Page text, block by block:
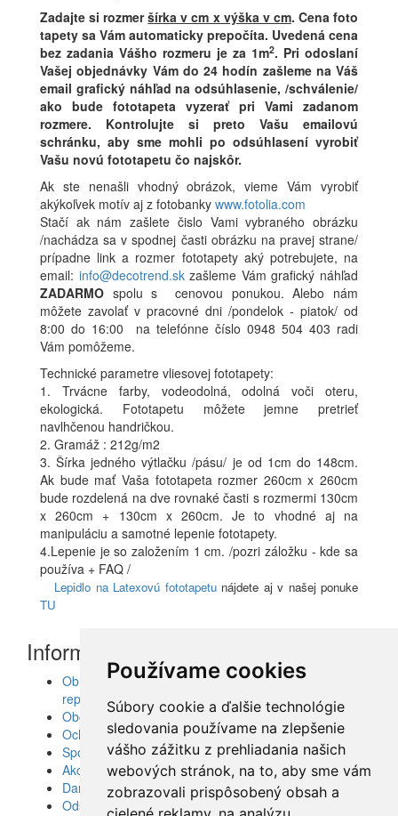
Používame cookies
Súbory cookie a ďalšie technológie
sledovania používame na zlepšenie
vášho zážitku z prehliadania našich
webových stránok, na to, aby sme vám
zobrazovali prispôsobený obsah a
Zadajte si rozmeršírka v cm x výška v cm. Cena foto
tapety sa Vám automaticky prepočíta. Uvedená cena
bez zadania Vášho rozmeru je za 1m2. Pri odoslaní
Vašej objednávky Vám do 24 hodín zašleme na Váš
email grafický náhľad na odsúhlasenie, /schválenie/
ako bude fototapeta vyzerať pri Vami zadanom
rozmere. Kontrolujte si preto Vašu emailovú
schránku, aby sme mohli po odsúhlasení vyrobiť
Vašu novú fototapetu čo najskôr.
Ak ste nenašli vhodný obrázok, vieme Vám vyrobiť
akýkoľvek motív aj z fotobanky www.fotolia.com
Stačí ak nám zašlete čislo Vami vybraného obrázku
/nachádza sa v spodnej časti obrázku na pravej strane/
prípadne link a rozmer fototapety aký potrebujete, na
email: info@decotrend.skzašleme Vám grafický náhľad
ZADARMO spolu s cenovou ponukou. Alebo nám
môžete zavolať v pracovné dni /pondelok - piatok/ od
8:00 do 16:00 na telefónne číslo 0948 504 403 radi
Vám pomôžeme.
Technické parametre vliesovej fototapety:
1. Trvácne farby, vodeodolná, odolná voči oteru,
ekologická. Fototapetu môžete jemne pretrieť
navlhčenou handričkou.
2. Gramáž : 212g/m2
3. Šírka jedného výtlačku /pásu/ je od 1cm do 148cm.
Ak bude mať Vaša fototapeta rozmer 260cm x 260cm
bude rozdelená na dve rovnaké časti s rozmermi 130cm
x 260cm + 130cm x 260cm. Je to vhodné aj na
manipuláciu a samotné lepenie fototapety.
4.Lepenie je so založením 1 cm. /pozri záložku - kde sa
používa + FAQ /
Lepidlo na Latexovú fototapetunájdete aj v našej ponuke
TU
Informácie
Obrazy, nálepky, fototapety, šablóny, dekorácie,
reprodukcie
Obchodné podmienky
Ochrana osobných údajov
Spolupráca
Akcie a Doručenie
Darčekové poukážky
Odstúpenie od zmluvy - vrátenie tovaru